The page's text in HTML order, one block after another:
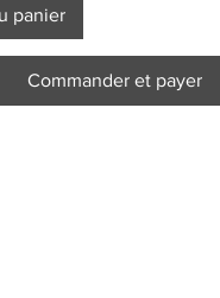
panier
Commander et payer